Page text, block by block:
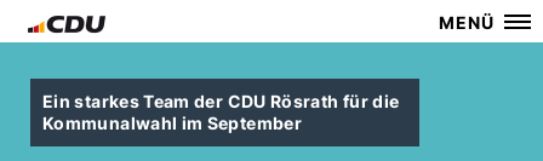
MENÜ
Ein starkes Team der CDU Rösrath für die
Kommunalwahl im September